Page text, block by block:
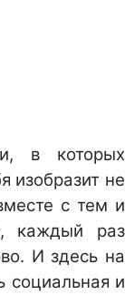
в которых
изобразит не
с тем и
каждый раз
И здесь на
социальная и